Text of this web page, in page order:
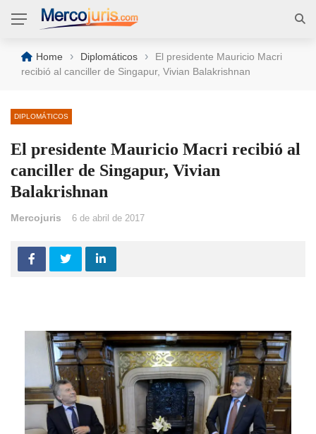
Home › Diplomáticos ›
El presidente Mauricio Macri
recibió al canciller de Singapur, Vivian Balakrishnan
DIPLOMÁTICOS
El presidente Mauricio Macri recibió al
canciller de Singapur, Vivian
Balakrishnan
Mercojuris 6 de abril de 2017